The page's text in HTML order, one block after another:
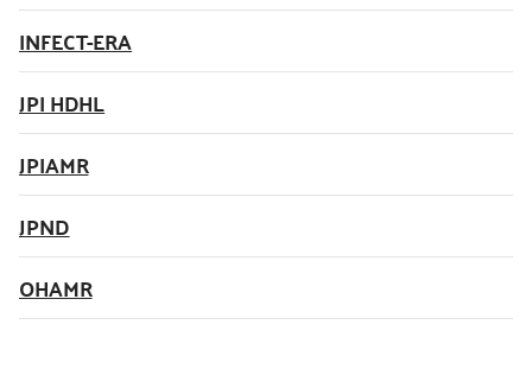
INFECT-ERA
JPI HDHL
JPIAMR
JPND
OHAMR